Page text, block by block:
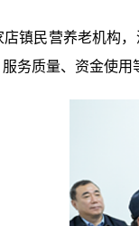
民营养老机构，
务质量、资金使用